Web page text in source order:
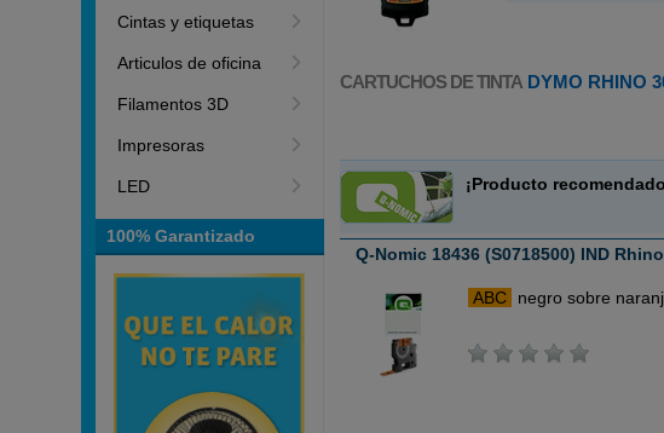
Cintas y etiquetas
Articulos de oficina
Filamentos 3D
Impresoras
LED
100% Garantizado
CARTUCHOS DE TINTA DYMO RHINO
¡Producto
Q-Nomic 18436 (S0718500) IND
ABC negro sobre